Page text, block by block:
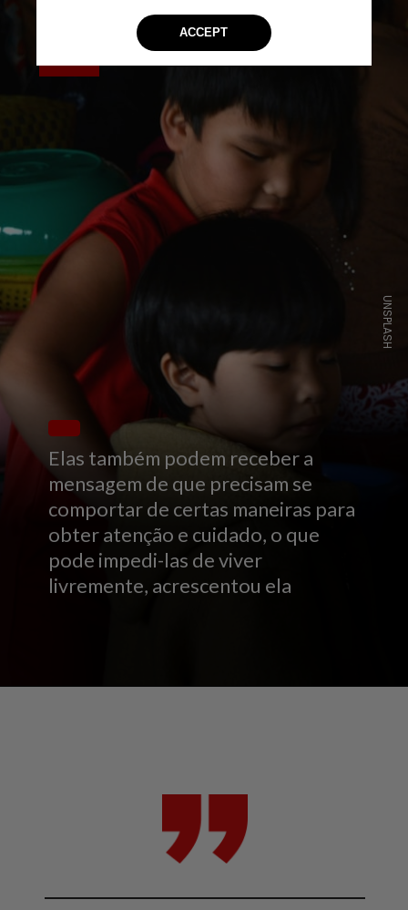
Elas também podem receber a
mensagem de que precisam se
comportar de certas maneiras para
obter atenção e cuidado, o que
pode impedi-las de viver
livremente, acrescentou ela
UNSPLASH